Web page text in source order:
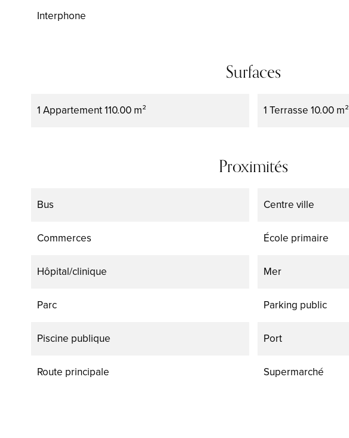
Interphone
Surfaces
1 Appartement110.00 m² 1 Terrasse10.00 m²
Proximités
Bus Centre ville
Commerces École primaire
Hôpital/clinique Mer
Parc Parking public
Piscine publique Port
Route principale Supermarché